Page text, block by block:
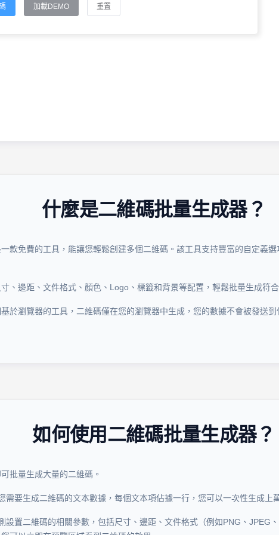
加載DEMO 重置
什麼是二維碼批量生成器？
款免費的工具，能讓您輕鬆創建多個二維碼。該工具支持豐富的自定義
、邊距、文件格式、顏色、Logo、標籤和背景等配置，輕鬆批量生成符
於瀏覽器的工具，二維碼僅在您的瀏覽器中生成，您的數據不會被發送
如何使用二維碼批量生成器？
批量生成大量的二維碼。
需要生成二維碼的文本數據，每個文本項佔據一行，您可以一次性生成上
設置二維碼的相關參數，包括尺寸、邊距、文件格式（例如PNG、JPEG